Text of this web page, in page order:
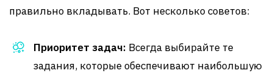
правильно вкладывать. Вот несколько советов:
Приоритет задач: Всегда выбирайте те
задания, которые обеспечивают наибольшую